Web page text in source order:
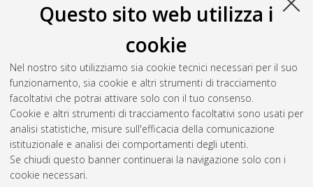
Questo sito web utilizza i
cookie
Nel nostro sito utilizziamo sia cookie tecnici necessari per il suo
funzionamento, sia cookie e altri strumenti di tracciamento
facoltativi che potrai attivare solo con il tuo consenso.
Cookie e altri strumenti di tracciamento facoltativi sono usati per
analisi statistiche, misure sull'efficacia della comunicazione
istituzionale e analisi dei comportamenti degli utenti.
Se chiudi questo banner continuerai la navigazione solo con i
cookie necessari.
Beltramelli, Giulia (2015)La fiscalità delle perdite dei gruppi
transfrontalieri: tra regimi nazionali e libertà di stabilimento
[Dissertation thesis], Alma Mater Studiorum Università di
Bologna. Dottorato di ricerca inDiritto tributario europeo, 27
Ciclo. DOI 10.6092/unibo/amsdottorato/7230.
Questa lista e' stata generata ilSat Aug 8 20:46:56 2026
Atom